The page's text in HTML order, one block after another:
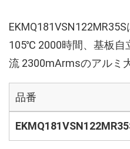
105℃ 2000時間、基板自
流 2300mArmsのアルミ
品番